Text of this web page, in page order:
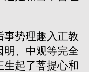
事势理趣入正教
明、中观等完全
起了菩提心和